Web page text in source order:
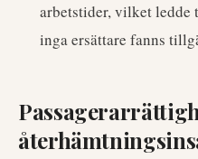
arbetstider, vilket
inga ersättare fanns